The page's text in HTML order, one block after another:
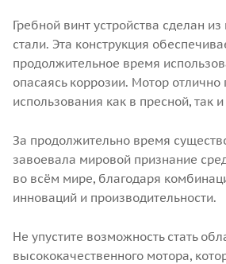
Гребной винт устройства сделан
стали. Эта конструкция
продолжительное время
опасаясь коррозии. Мотор отлично
использования как в пресной, так
За продолжительно время
завоевала мировой признание
во всём мире, благодаря
инноваций и производительности.
Не упустите возможность стать
высококачественного мотора,